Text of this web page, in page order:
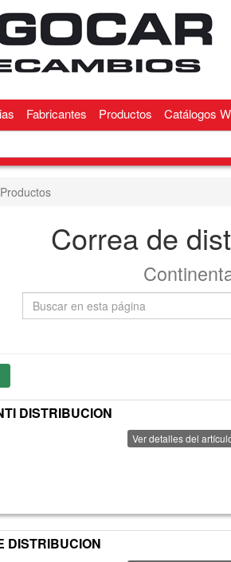
Fabricantes Productos Catálogos
Productos
Correa de
DISTRIBUCION
Ver detalles del
DISTRIBUCION